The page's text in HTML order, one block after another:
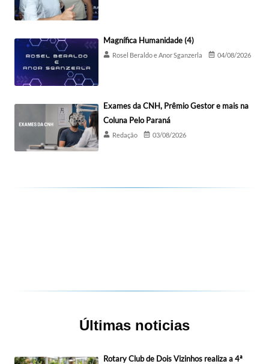
Magnífica Humanidade (4)
Rosel Beraldo e Anor Sganzerla 04/08/2026
Exames da CNH, Prêmio Gestor e mais na
Coluna Pelo Paraná
Redação 03/08/2026
Últimas noticias
Rotary Club de Dois Vizinhos realiza a 4ª